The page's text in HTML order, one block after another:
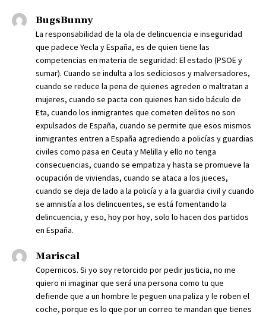
BugsBunny
La responsabilidad de la ola de delincuencia e inseguridad
que padece Yecla y España, es de quien tiene las
competencias en materia de seguridad: El estado (PSOE y
sumar). Cuando se indulta a los sediciosos y malversadores,
cuando se reduce la pena de quienes agreden o maltratan a
mujeres, cuando se pacta con quienes han sido báculo de
Eta, cuando los inmigrantes que cometen delitos no son
expulsados de España, cuando se permite que esos mismos
inmigrantes entren a España agrediendo a policías y guardias
civiles como pasa en Ceuta y Melilla y ello no tenga
consecuencias, cuando se empatiza y hasta se promueve la
ocupación de viviendas, cuando se ataca a los jueces,
cuando se deja de lado a la policía y a la guardia civil y cuando
se amnistía a los delincuentes, se está fomentando la
delincuencia, y eso, hoy por hoy, solo lo hacen dos partidos
en España.
Mariscal
Copernicos. Si yo soy retorcido por pedir justicia, no me
quiero ni imaginar que será una persona como tu que
defiende que a un hombre le peguen una paliza y le roben el
coche, porque es lo que por un correo te mandan que tienes